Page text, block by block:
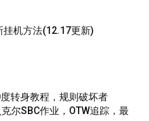
挂机方法(12.17更新)
转身教程，规则破坏者
尔SBC作业，OTW追踪，最